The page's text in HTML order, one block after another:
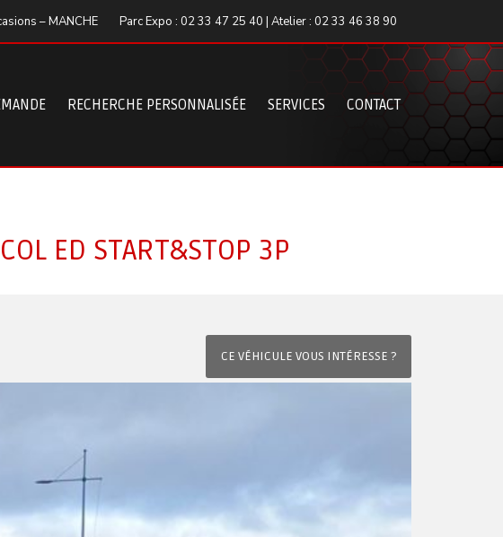
– MANCHE Parc Expo : 02 33 47 25 40 | Atelier : 02 33 46 38 90
RECHERCHE PERSONNALISÉE SERVICES CONTACT
ED START&STOP 3P
CE VÉHICULE VOUS INTÉRESSE ?